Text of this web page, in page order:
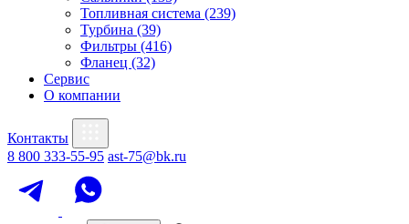
Топливная система (239)
Турбина (39)
Фильтры (416)
Фланец (32)
Сервис
О компании
Контакты
8 800 333-55-95 ast-75@bk.ru